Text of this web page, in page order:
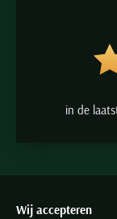
in de
Wij accepteren